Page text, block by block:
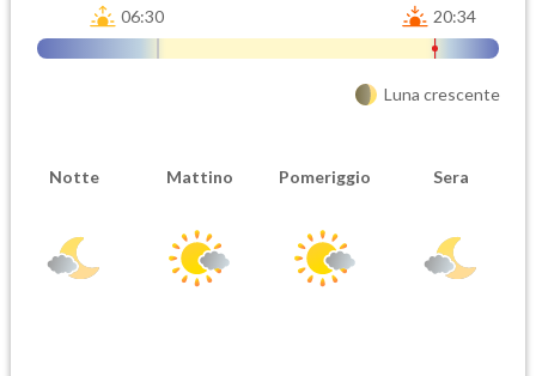
06:30 20:34
Luna crescente
Notte Mattino Pomeriggio Sera